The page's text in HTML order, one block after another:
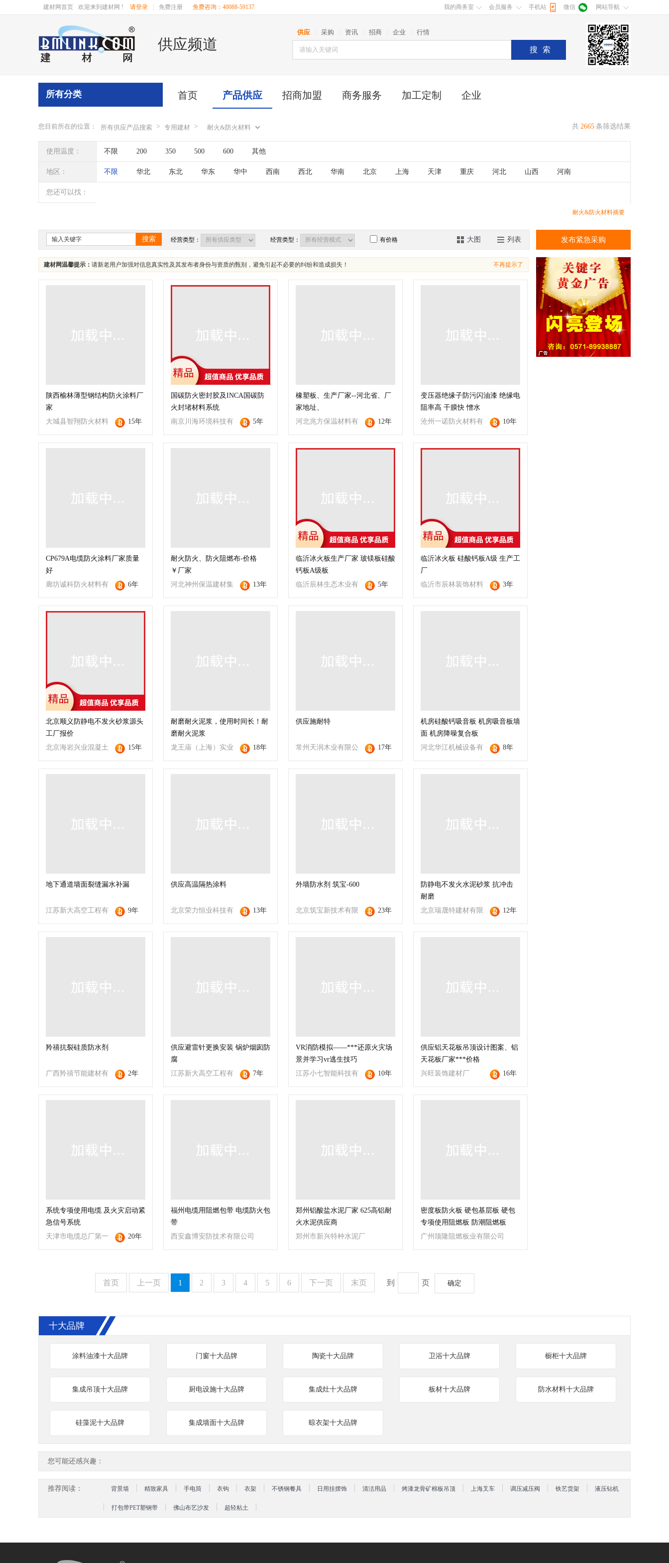
建材网首页 欢迎来到建材网 ! 请登录 免费注册 免费咨询：40088-59137 我的商务室 会员服务 手机站 微信 网站导航
供应频道
供应 采购 资讯 招商 企业 行情
搜索
首页 产品供应 招商加盟 商务服务 加工定制 企业
所有分类
您目前所在的位置： 所有供应产品搜索 > 专用建材 > 耐火&防火材料 共 2665 条筛选结果
使用温度： 不限 200 350 500 600 其他
地区： 不限 华北 东北 华东 华中 西南 西北 华南 北京 上海 天津 重庆 河北 山西 河南
您还可以找：
耐火&防火材料摘要
搜索 经营类型： 经营类型： 有价格 大图 列表
建材网温馨提示： 请新老用户加强对信息真实性及其发布者身份与资质的甄别，避免引起不必要的纠纷和造成损失！ 不再提示了
陕西榆林薄型钢结构防火涂料厂
家
大城县智翔防火材料
有限公司
15年
国碳防火密封胶及INCA国碳防
火封堵材料系统
南京川海环境科技有
限公司
5年
橡塑板、生产厂家--河北省、厂
家地址、
河北兆方保温材料有
限公司
12年
变压器绝缘子防污闪油漆 绝缘电
阻率高 干膜快 憎水
沧州一诺防火材料有
限公司
10年
CP679A电缆防火涂料厂家质量
好
廊坊诚科防火材料有
限公司
6年
耐火防火、防火阻燃布-价格
￥厂家
河北神州保温建材集
团有限公司
13年
临沂冰火板生产厂家 玻镁板硅酸
钙板A级板
临沂辰林生态木业有
限公司
5年
临沂冰火板 硅酸钙板A级 生产工
厂
临沂市辰林装饰材料
厂
3年
北京顺义防静电不发火砂浆源头
工厂报价
北京海岩兴业混凝土
外加剂销售有限公司
15年
耐磨耐火泥浆，使用时间长！耐
磨耐火泥浆
龙王庙（上海）实业
有限公司
18年
供应施耐特
常州天润木业有限公
司
17年
机房硅酸钙吸音板 机房吸音板墙
面 机房降噪复合板
河北华江机械设备有
限公司
8年
地下通道墙面裂缝漏水补漏
江苏新大高空工程有
限公司
9年
供应高温隔热涂料
北京荣力恒业科技有
限公司
13年
外墙防水剂 筑宝-600
北京筑宝新技术有限
公司
23年
防静电不发火水泥砂浆 抗冲击
耐磨
北京瑞晟特建材有限
公司
12年
羚禧抗裂硅质防水剂
广西羚禧节能建材有
限公司
2年
供应避雷针更换安装 锅炉烟囱防
腐
江苏新大高空工程有
限公司
7年
VR消防模拟——***还原火灾场
景并学习vr逃生技巧
江苏小七智能科技有
限公司
10年
供应铝天花板吊顶设计图案、铝
天花板厂家***价格
兴旺装饰建材厂
16年
系统专项使用电缆 及火灾启动紧
急信号系统
天津市电缆总厂第一
分厂
20年
福州电缆用阻燃包带 电缆防火包
带
西安鑫博安防技术有限公司
郑州铝酸盐水泥厂家 625高铝耐
火水泥供应商
郑州市新兴特种水泥厂
密度板防火板 硬包基层板 硬包
专项使用阻燃板 防潮阻燃板
广州颉隆阻燃板业有限公司
首页 上一页 1 2 3 4 5 6 下一页 末页 到 页 确定
发布紧急采购
十大品牌
涂料油漆十大品牌 门窗十大品牌 陶瓷十大品牌 卫浴十大品牌 橱柜十大品牌
集成吊顶十大品牌 厨电设施十大品牌 集成灶十大品牌 板材十大品牌 防水材料十大品牌
硅藻泥十大品牌 集成墙面十大品牌 晾衣架十大品牌
您可能还感兴趣：
推荐阅读： 背景墙 精致家具 手电筒 衣钩 衣架 不锈钢餐具 日用挂摆饰 清洁用品 烤漆龙骨矿棉板吊顶 上海叉车 调压减压阀 铁艺货架 液压钻机
打包带PET塑钢带 佛山布艺沙发 超轻粘土